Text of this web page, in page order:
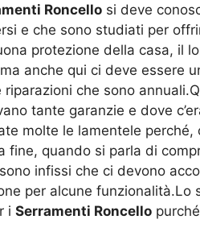
Roncello si deve
e che sono studiati per
protezione della casa, il
anche qui ci deve essere
riparazioni che sono
tante garanzie e dove
molte le lamentele
fine, quando si parla di
infissi che ci devono
per alcune funzionalità.Lo
i Serramenti Roncello